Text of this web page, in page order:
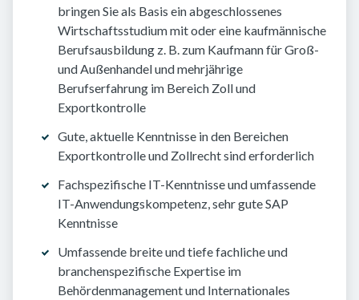
bringen Sie als Basis ein abgeschlossenes
Wirtschaftsstudium mit oder eine kaufmännische
Berufsausbildung z. B. zum Kaufmann für Groß-
und Außenhandel und mehrjährige
Berufserfahrung im Bereich Zoll und
Exportkontrolle
Gute, aktuelle Kenntnisse in den Bereichen
Exportkontrolle und Zollrecht sind erforderlich
Fachspezifische IT-Kenntnisse und umfassende
IT-Anwendungskompetenz, sehr gute SAP
Kenntnisse
Umfassende breite und tiefe fachliche und
branchenspezifische Expertise im
Behördenmanagement und Internationales